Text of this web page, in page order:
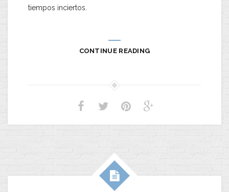
tiempos inciertos.
CONTINUE READING